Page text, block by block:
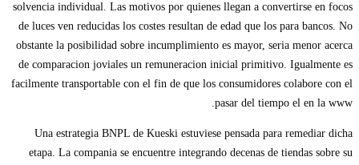
solvencia individual. Las motivos por quienes llegan a convertirse en focos
de luces ven reducidas los costes resultan de edad que los para bancos. No
obstante la posibilidad sobre incumplimiento es mayor, seri­a menor acerca
de comparacion joviales un remuneracion inicial primitivo. Igualmente es
facilmente transportable con el fin de que los consumidores colabore con el
pasar del tiempo el en la www.
Una estrategia BNPL de Kueski estuviese pensada para remediar dicha
etapa. La compania se encuentre integrando decenas de tiendas sobre su